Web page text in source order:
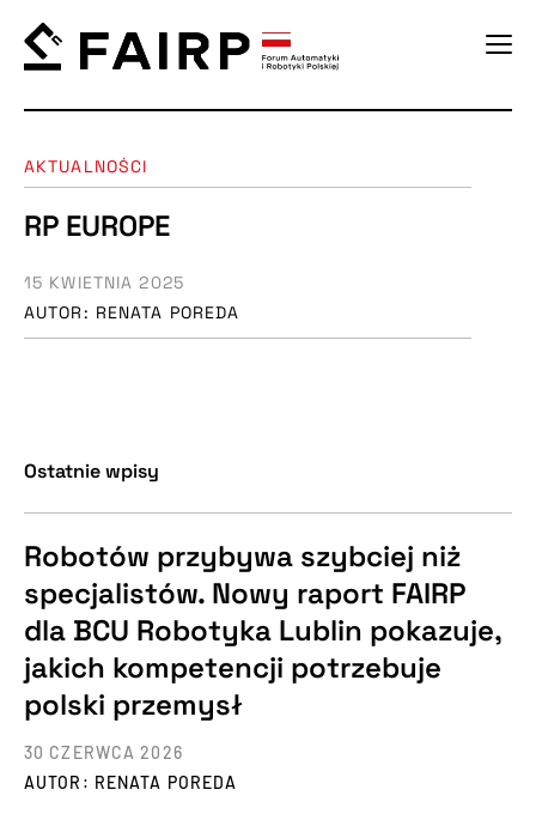
AKTUALNOŚCI
RP EUROPE
AUTOR: RENATA POREDA
15 KWIETNIA 2025
Ostatnie wpisy
Robotów przybywa szybciej niż
specjalistów. Nowy raport FAIRP
dla BCU Robotyka Lublin pokazuje,
jakich kompetencji potrzebuje
polski przemysł
AUTOR: RENATA POREDA
30 CZERWCA 2026